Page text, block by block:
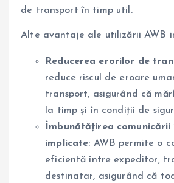
de transport în timp util.
Alte avantaje ale utilizării AWB
Reducerea erorilor de
reduce riscul de eroare
transport, asigurând că
la timp și în condiții de
Îmbunătățirea
implicate: AWB permite o
eficientă între expeditor,
destinatar, asigurând că